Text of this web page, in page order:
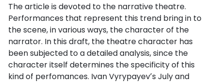
The article is devoted to the narrative theatre.
Performances that represent this trend bring in to
the scene, in various ways, the character of the
narrator. In this draft, the theatre character has
been subjected to a detailed analysis, since the
character itself determines the specificity of this
kind of perfomances. Ivan Vyrypayevʼs July and